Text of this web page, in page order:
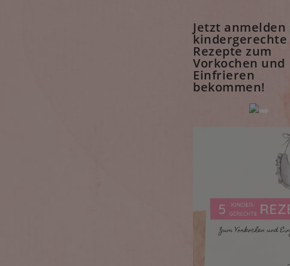
Jetzt anmelden
kindergerechte
Rezepte zum
Vorkochen und
Einfrieren
bekommen!